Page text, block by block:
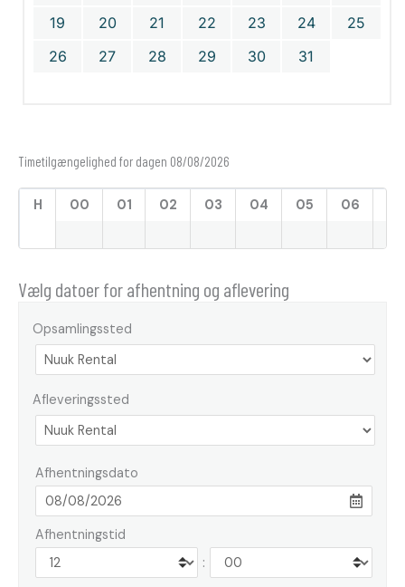
19
20 21 22 23 24
25
26
27 28 29 30 31
Timetilgængelighed for dagen 08/08/2026
H 00 01 02 03 04 05 06
Vælg datoer for afhentning og aflevering
Opsamlingssted
Afleveringssted
Afhentningsdato
Afhentningstid
: